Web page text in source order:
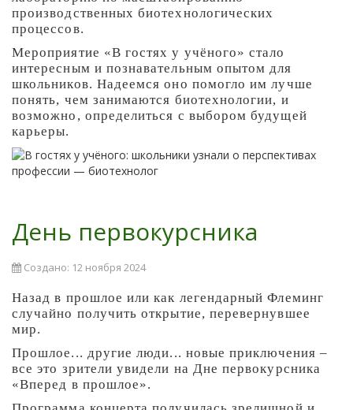
производственных биотехнологических
процессов.
Мероприятие «В гостях у учёного» стало
интересным и познавательным опытом для
школьников. Надеемся оно помогло им лучше
понять, чем занимаются биотехнологии, и
возможно, определиться с выбором будущей
карьеры.
День первокурсника
Создано: 12 ноября 2024
Назад в прошлое или как легендарный Флеминг
случайно получить открытие, перевернувшее
мир.
Прошлое... другие люди... новые приключения –
все это зрители увидели на Дне первокурсника
«Вперед в прошлое».